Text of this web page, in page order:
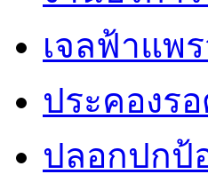
เจลฟ้าแพ
ประคองร
ปลอกปกป้